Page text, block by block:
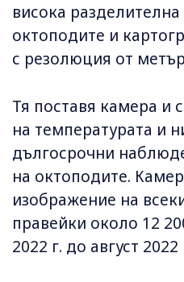
висока
октоподите и
с резолюция от
Тя поставя камера и
на температурата и
дългосрочни
на октоподите.
изображение на
правейки около 12
2022 г. до август 2022